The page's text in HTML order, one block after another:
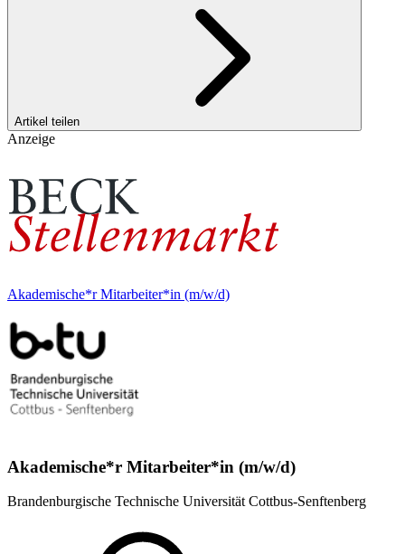
Artikel teilen
Anzeige
Akademische*r Mitarbeiter*in (m/w/d)
Akademische*r Mitarbeiter*in (m/w/d)
Brandenburgische Technische Universität Cottbus-Senftenberg